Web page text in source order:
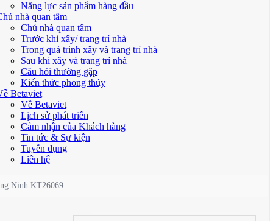
Năng lực sản phẩm hàng đầu
nhà quan tâm
Chủ nhà quan tâm
Trước khi xây/ trang trí nhà
Trong quá trình xây và trang trí nhà
Sau khi xây và trang trí nhà
Câu hỏi thường gặp
Kiến thức phong thủy
Betaviet
Về Betaviet
Lịch sử phát triển
Cảm nhận của Khách hàng
Tin tức & Sự kiện
Tuyển dụng
Liên hệ
Ninh KT26069